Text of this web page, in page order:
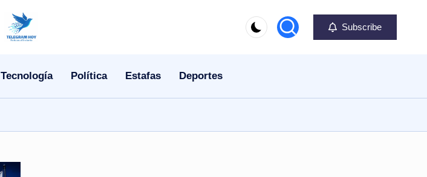
N
e
Subscribe
Tecnología Política Estafas Deportes